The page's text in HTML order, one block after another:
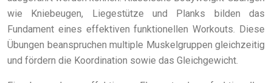
wie Kniebeugen, Liegestütze und Planks bilden das
Fundament eines effektiven funktionellen Workouts. Diese
Übungen beanspruchen multiple Muskelgruppen gleichzeitig
und fördern die Koordination sowie das Gleichgewicht.